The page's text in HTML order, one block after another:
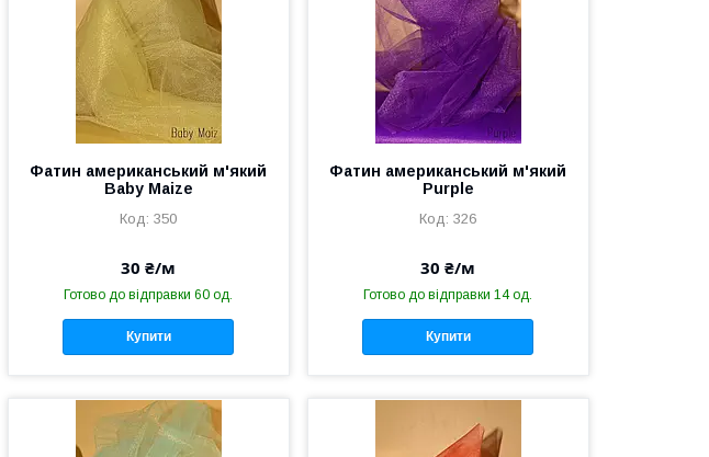
Фатин американський м'який
Baby Maize
350
30 ₴/м
Готово до відправки 60 од.
Купити
Фатин американський м'який
Purple
326
30 ₴/м
Готово до відправки 14 од.
Купити